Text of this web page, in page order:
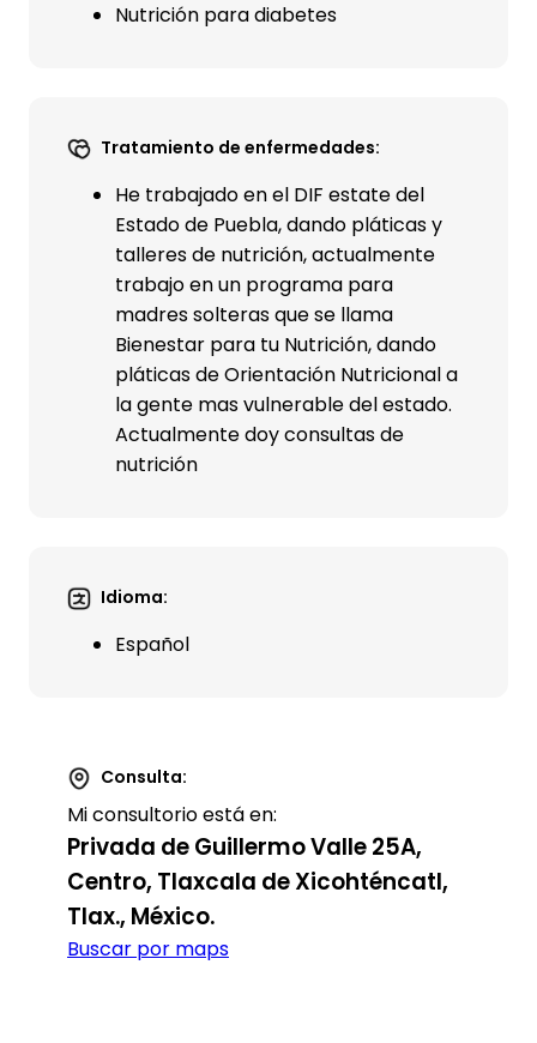
Nutrición para diabetes
Tratamiento de enfermedades:
He trabajado en el DIF estate del
Estado de Puebla, dando pláticas y
talleres de nutrición, actualmente
trabajo en un programa para
madres solteras que se llama
Bienestar para tu Nutrición, dando
pláticas de Orientación Nutricional a
la gente mas vulnerable del estado.
Actualmente doy consultas de
nutrición
Idioma:
Español
Consulta:
Mi consultorio está en:
Privada de Guillermo Valle 25A,
Centro, Tlaxcala de Xicohténcatl,
Tlax., México.
Buscar por maps